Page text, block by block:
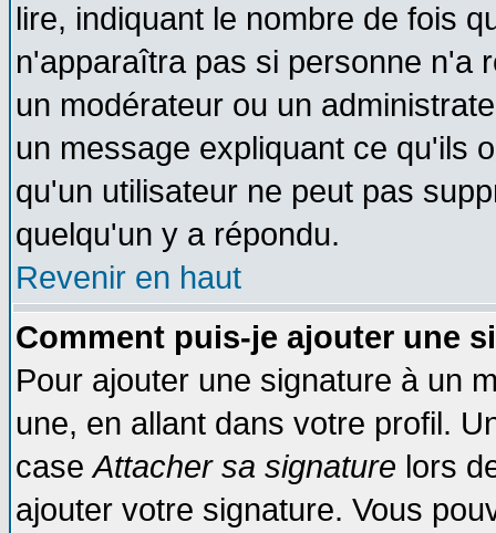
lire, indiquant le nombre de fois
n'apparaîtra pas si personne n'a
un modérateur ou un
un message expliquant ce qu'ils
qu'un utilisateur ne peut pas
quelqu'un y a répondu.
Revenir en haut
Comment puis-je ajouter une
Pour ajouter une signature à un
une, en allant dans votre profil.
caseAttacher sa signature lors
ajouter votre signature. Vous